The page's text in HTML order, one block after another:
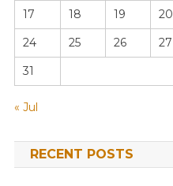
17
18 19 20
24
25 26 27
31
« Jul
RECENT POSTS